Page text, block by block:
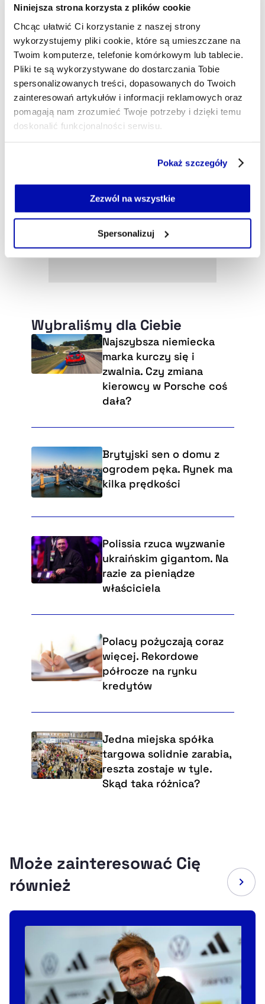
Niniejsza strona korzysta z plików cookie
Chcąc ułatwić Ci korzystanie z naszej strony
wykorzystujemy pliki cookie, które są umieszczane na
Twoim komputerze, telefonie komórkowym lub tablecie.
Pliki te są wykorzystywane do dostarczania Tobie
spersonalizowanych treści, dopasowanych do Twoich
zainteresowań artykułów i informacji reklamowych oraz
pomagają nam zrozumieć Twoje potrzeby i dzięki temu
doskonalić funkcjonalności serwisu.
Jeżeli nie wyrażasz zgody na zapisywanie plików cookie,
możesz łatwo zarządzać swoimi uprawnieniami, np. we
własnej przeglądarce internetowej lub po wybraniu opcji
Pokaż szczegóły
Zezwól na wszystkie
Spersonalizuj
Wybraliśmy dla Ciebie
Najszybsza niemiecka
marka kurczy się i
zwalnia. Czy zmiana
kierowcy w Porsche coś
dała?
Brytyjski sen o domu z
ogrodem pęka. Rynek ma
kilka prędkości
Polissia rzuca wyzwanie
ukraińskim gigantom. Na
razie za pieniądze
właściciela
Polacy pożyczają coraz
więcej. Rekordowe
półrocze na rynku
kredytów
Jedna miejska spółka
targowa solidnie zarabia,
reszta zostaje w tyle.
Skąd taka różnica?
JAKUB SZLENDAK- AUTOR ARTYKUŁU - PROFIL
Autor współpracujący
redakcja@xyz.pl
Może zainteresować Cię
również